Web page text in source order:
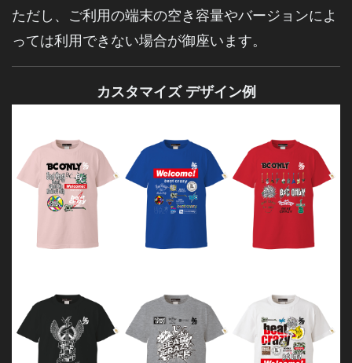
ただし、ご利用の端末の空き容量やバージョンによ
っては利用できない場合が御座います。
カスタマイズ デザイン例